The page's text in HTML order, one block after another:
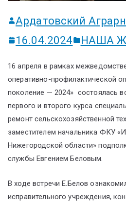
Ардатовский
16.04.2024
НАША
16 апреля в рамках
оперативно-профилактической
поколение — 2024» состоялась
первого и второго курса
ремонт сельскохозяйственной
заместителем начальника ФКУ
Нижегородской области»
службы Евгением Беловым.
В ходе встречи Е.Белов
исправительного учреждения,